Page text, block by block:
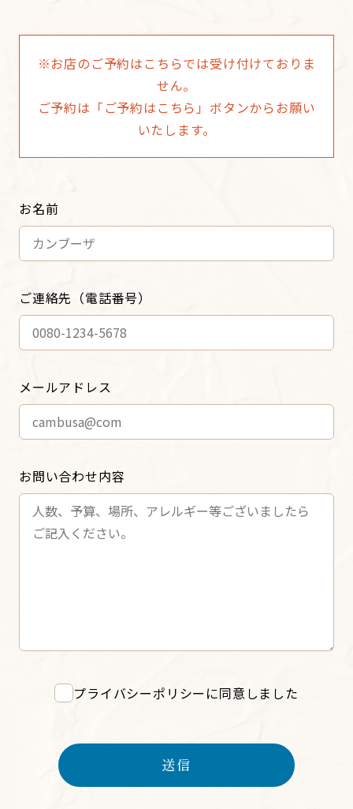
※お店のご予約はこちらでは受け付けておりま
せん。
​​​​​​​ご予約は「ご予約はこちら」ボタンからお願い
いたします。
お名前
ご連絡先（電話番号）
メールアドレス
お問い合わせ内容
プライバシーポリシーに同意しました
送信